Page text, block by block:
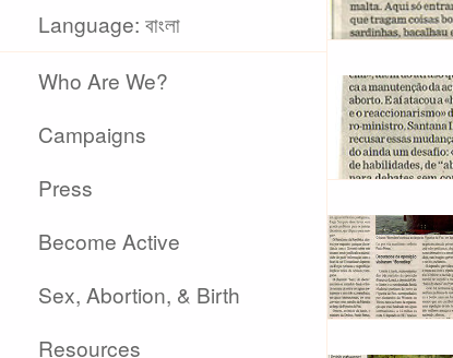
Language: বাংলা
Who Are We?
Campaigns
Press
Become Active
Sex, Abortion, & Birth
Resources